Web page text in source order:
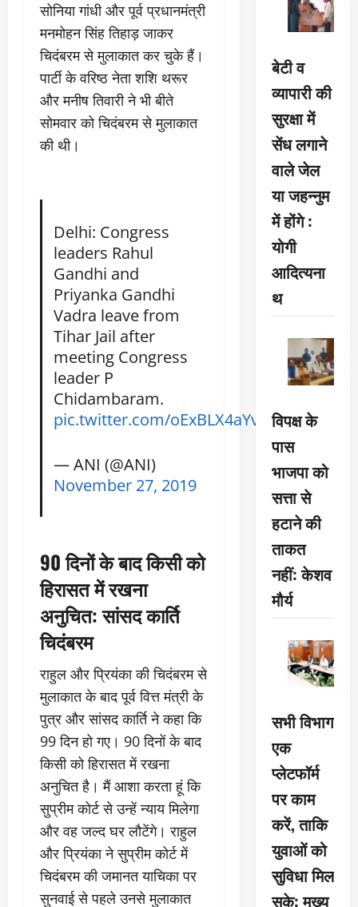
सोनिया गांधी और पूर्व प्रधानमंत्री
मनमोहन सिंह तिहाड़ जाकर
चिदंबरम से मुलाकात कर चुके हैं।
पार्टी के वरिष्ठ नेता शशि थरूर
और मनीष तिवारी ने भी बीते
सोमवार को चिदंबरम से मुलाकात
की थी।
Delhi: Congress
leaders Rahul
Gandhi and
Priyanka Gandhi
Vadra leave from
Tihar Jail after
meeting Congress
leader P
Chidambaram.
pic.twitter.com/oExBLX4aYv
— ANI (@ANI)
November 27, 2019
90 दिनों के बाद किसी को
हिरासत में रखना
अनुचित: सांसद कार्ति
चिदंबरम
राहुल और प्रियंका की चिदंबरम से
मुलाकात के बाद पूर्व वित्त मंत्री के
पुत्र और सांसद कार्ति ने कहा कि
99 दिन हो गए। 90 दिनों के बाद
किसी को हिरासत में रखना
अनुचित है। मैं आशा करता हूं कि
सुप्रीम कोर्ट से उन्हें न्याय मिलेगा
और वह जल्द घर लौटेंगे। राहुल
और प्रियंका ने सुप्रीम कोर्ट में
चिदंबरम की जमानत याचिका पर
सुनवाई से पहले उनसे मुलाकात
बेटी व
व्यापारी की
सुरक्षा में
सेंध लगाने
वाले जेल
या जहन्नुम
में होंगे :
योगी
आदित्यना
थ
विपक्ष के
पास
भाजपा को
सत्ता से
हटाने की
ताकत
नहीं: केशव
मौर्य
सभी विभाग
एक
प्लेटफॉर्म
पर काम
करें, ताकि
युवाओं को
सुविधा मिल
सके: मुख्य